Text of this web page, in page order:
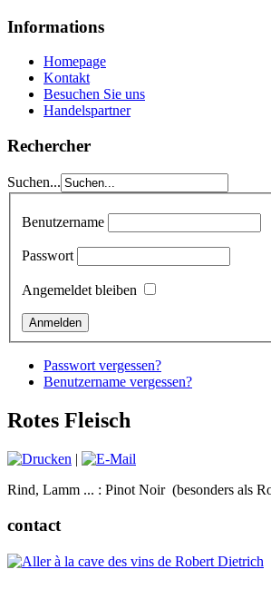
Informations
Homepage
Kontakt
Besuchen Sie uns
Handelspartner
Rechercher
Suchen...
Benutzername
Passwort
Angemeldet bleiben
Passwort vergessen?
Benutzername vergessen?
Rotes Fleisch
|
Rind, Lamm ... : Pinot Noir (besonders als
contact